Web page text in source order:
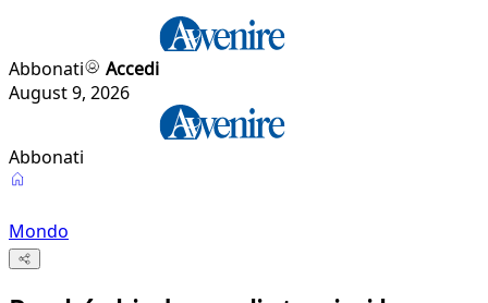
Abbonati
Accedi
August 9, 2026
Abbonati
Mondo